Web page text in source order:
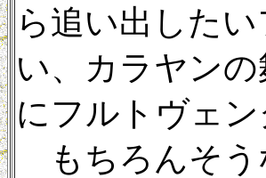
ら追い出した
い、カラヤン
にフルトヴェ
もちろんそう